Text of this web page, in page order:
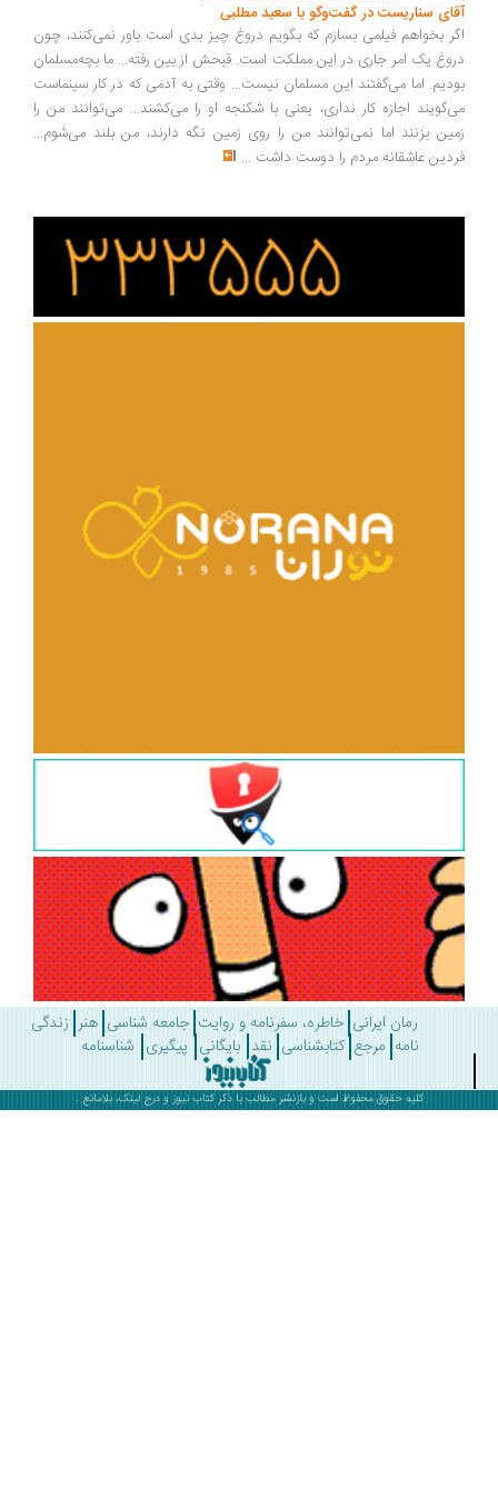
سناریست در گفت‌وگو با سعید مطلبی
بخواهم فیلمی بسازم که بگویم دروغ چیز بدی است باور نمی‌کنند، چون
یک امر جاری در این مملکت است. قبحش از بین رفته... ما بچه‌مسلمان
اما می‌گفتند این مسلمان نیست... وقتی به آدمی که در کار سینماست
اجازه کار نداری، یعنی با شکنجه او را می‌کشند... می‌توانند من را
بزنند اما نمی‌توانند من را روی زمین نگه دارند، من بلند می‌شوم...
عاشقانه مردم را دوست داشت ...
رمان ایرانی خاطره، سفرنامه و روایت جامعه شناسی هنر زندگی
مرجع کتابشناسی نقد بایگانی پیگیری شناسنامه
کلیه حقوق محفوظ است و بازنشر مطالب با ذکرکتاب نیوزو درج لینک، بلامانع .